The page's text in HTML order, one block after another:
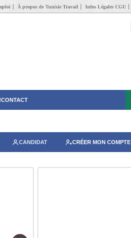
À propos de Tunisie Travail Infos Légales CGU
CONTACT
CANDIDAT CRÉER MON COMPTE